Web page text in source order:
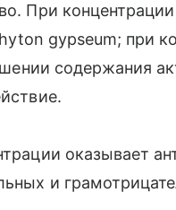
При
gypseum; при
содержания
оказывает
и